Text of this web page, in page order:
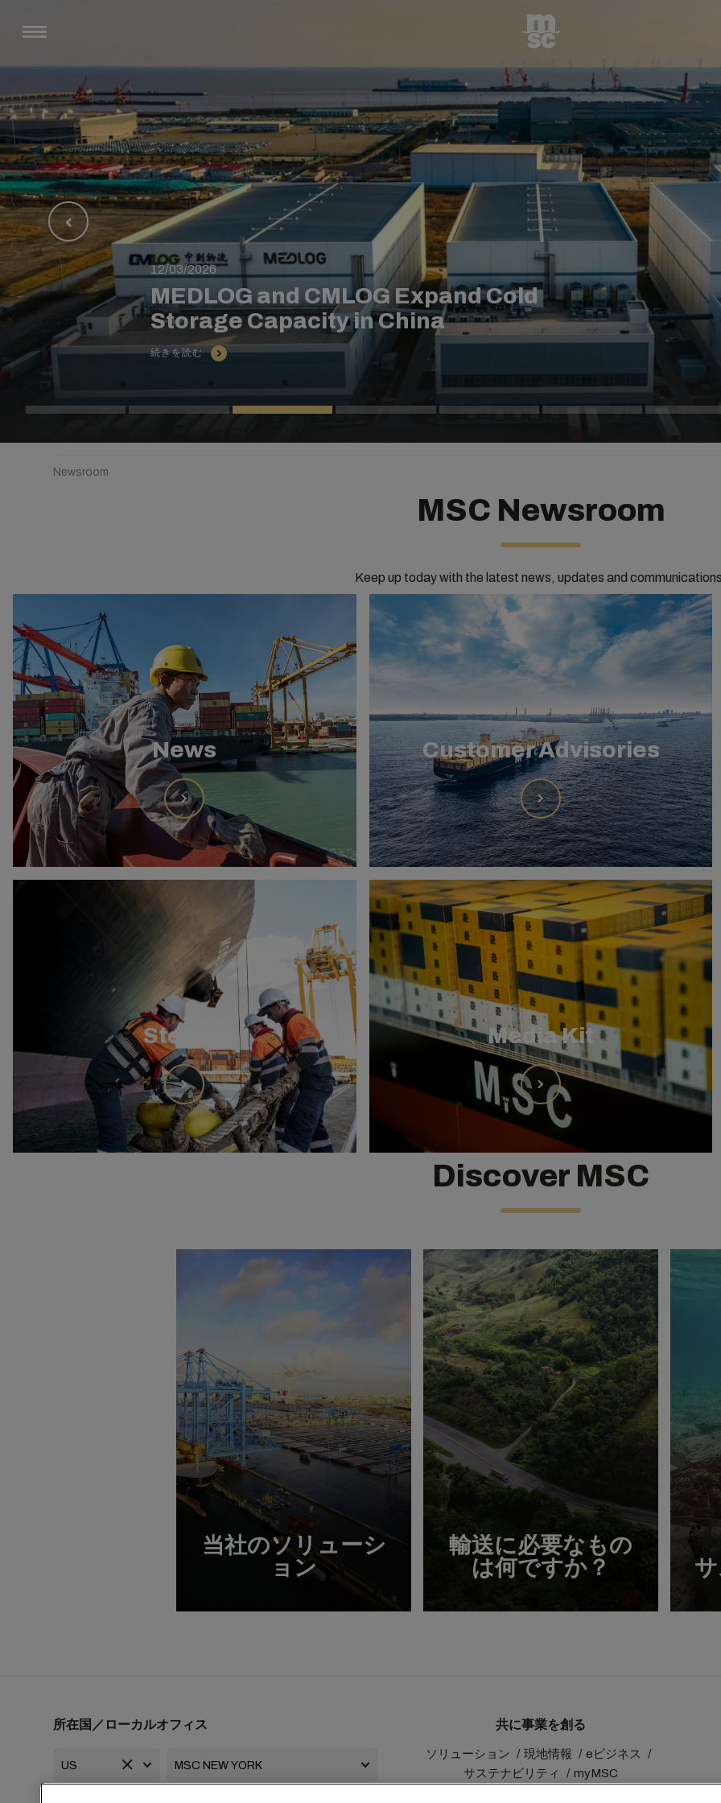
12/03/2026
MEDLOG and CMLOG Expand Cold
Storage Capacity in China
続きを読む
Newsroom
MSC Newsroom
Keep up today with the latest news, updates and
News Customer Advisories
Stories Media Kit
Discover MSC
当社のソリューシ
ョン
輸送に必要なもの
は何ですか？
所在国／ローカルオフィス 共に事業を創る
ソリューション 現地情報
eビジネス
サステナビリティ
myMSC